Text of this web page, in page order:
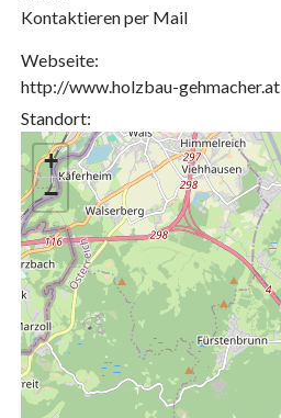
Kontaktieren per Mail
Webseite:
http://www.holzbau-gehmacher.at
Standort:
+
−